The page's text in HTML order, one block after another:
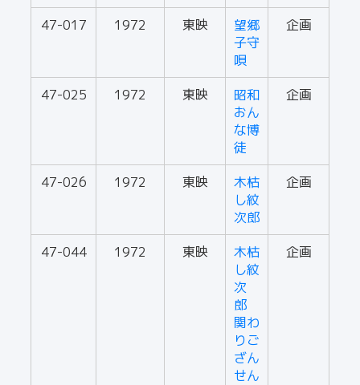
47-017 1972 東映
望郷
子守
唄
企画
47-025 1972 東映
昭和
おん
な博
徒
企画
47-026 1972 東映
木枯
し紋
次郎
企画
47-044 1972 東映
木枯
し紋
次
郎
関わ
りご
ざん
せん
企画